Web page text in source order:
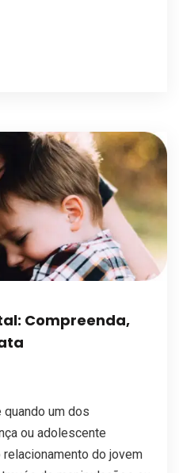
Compreenda,
quando um dos
ou adolescente
do jovem